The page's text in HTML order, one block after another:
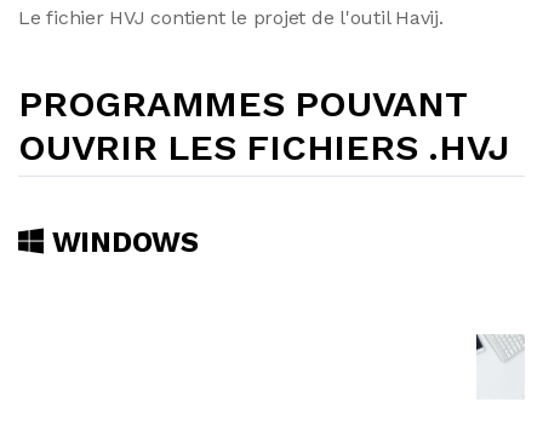
Le fichier HVJ contient le projet de l'outil Havij.
PROGRAMMES POUVANT
OUVRIR LES FICHIERS .HVJ
WINDOWS